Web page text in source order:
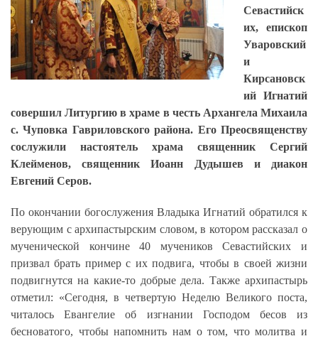
Севастийск
их, епископ
Уваровский
и
Кирсановск
ий Игнатий
совершил Литургию в храме в честь Архангела Михаила
с. Чуповка Гавриловского района. Его Преосвященству
сослужили настоятель храма священник Сергий
Клейменов, священник Иоанн Дудышев и диакон
Евгений Серов.
По окончании богослужения Владыка Игнатий обратился к
верующим с архипастырским словом, в котором рассказал о
мученической кончине 40 мучеников Севастийских и
призвал брать пример с их подвига, чтобы в своей жизни
подвигнутся на какие-то добрые дела.Также архипастырь
отметил: «Сегодня, в четвертую Неделю Великого поста,
читалось Евангелие об изгнании Господом бесов из
бесноватого, чтобы напомнить нам о том, что молитва и